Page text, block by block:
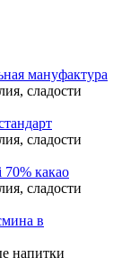
мануфактура
сладости
сладости
какао
сладости
в
напитки